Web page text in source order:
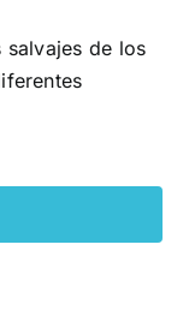
salvajes de los